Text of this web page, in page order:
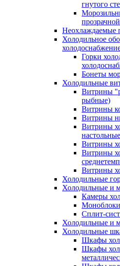
гнутого
Неохлаждаемые
Холодильное
Горки
Бонеты
Холодильные
Витрины
рыбные)
Витрины
Витрины
Витрины
настольные
Витрины
Витрины
Витрины
Холодильные
Холодильные и
Камеры
Сплит-
Холодильные и
Холодильные
Шкафы
Шкафы